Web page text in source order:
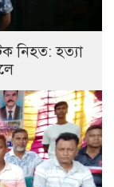
নিহত: হত্যা